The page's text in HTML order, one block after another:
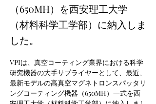
（650MH）を西安理工大学
（材料科学工学部）に納入しま
した。
VPIは、真空コーティング業界における科学
研究機器の大手サプライヤーとして、最近、
最新モデルの高真空マグネトロンスパッタリ
ングコーティング機器（650MH）一式を西